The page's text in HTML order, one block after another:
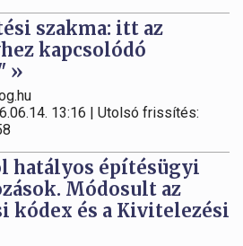
szakma: itt az
kapcsolódó
»
13:16 | Utolsó frissítés:
hatályos építésügyi
Módosult az
kódex és a Kivitelezési